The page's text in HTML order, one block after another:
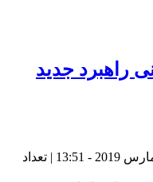
راهبرد جدید
شناسه خبر : 21884 | تاریخ انتشار : 14 مارس 2019 - 13:51 | تعداد